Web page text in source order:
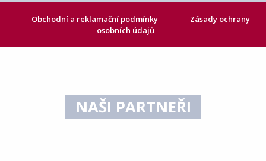
Obchodní a reklamační podmínky
Zásady ochrany
osobních údajů
NAŠI PARTNEŘI